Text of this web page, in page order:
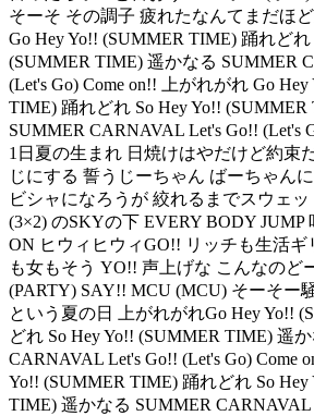
そーそ その調子 疲れたなんてまだほ
Go Hey Yo!! (SUMMER TIME) 踊れどれ
(SUMMER TIME) 遥かなる SUMMER
(Let's Go) Come on!! 上がれがれ Go
TIME) 踊れどれ So Hey Yo!!
SUMMER CARNAVAL Let's Go!! (Let's
1日夏の生まれ 日焼けはやだけど約束
じにする 誓うじーちゃん ばーちゃん
ビシャになろうが 絞れるまでスウェ
(3×2) のSKYの下 EVERY BODY JUMP
ON ヒウィヒウィGO!! リッチも生活ギ
も女もそう YO!! 声上げな こんなのど
(PARTY) SAY!! MCU (MCU) そーそー
という夏の日 上がれがれGo Hey Yo!!
どれ So Hey Yo!! (SUMMER TIME) 遥
CARNAVAL Let's Go!! (Let's Go) Come
Yo!! (SUMMER TIME) 踊れどれ So Hey
TIME) 遥かなる SUMMER CARNAVAL